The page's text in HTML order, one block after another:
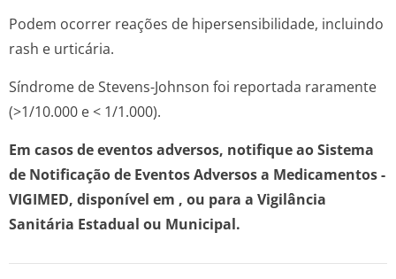
Podem ocorrer reações de hipersensibilidade, incluindo
rash e urticária.
Síndrome de Stevens-Johnson foi reportada raramente
(>1/10.000 e < 1/1.000).
Em casos de eventos adversos, notifique ao Sistema
de Notificação de Eventos Adversos a Medicamentos -
VIGIMED, disponível em , ou para a Vigilância
Sanitária Estadual ou Municipal.